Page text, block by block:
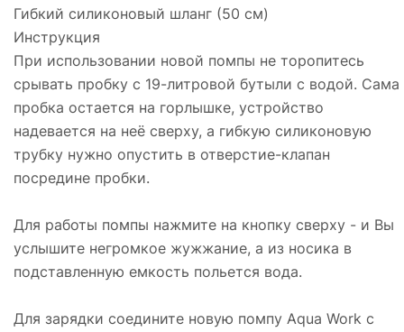
Гибкий силиконовый шланг (50 см)
Инструкция
При использовании новой помпы не торопитесь
срывать пробку с 19-литровой бутыли с водой. Сама
пробка остается на горлышке, устройство
надевается на неё сверху, а гибкую силиконовую
трубку нужно опустить в отверстие-клапан
посредине пробки.
Для работы помпы нажмите на кнопку сверху - и Вы
услышите негромкое жужжание, а из носика в
подставленную емкость польется вода.
Для зарядки соедините новую помпу Aqua Work с